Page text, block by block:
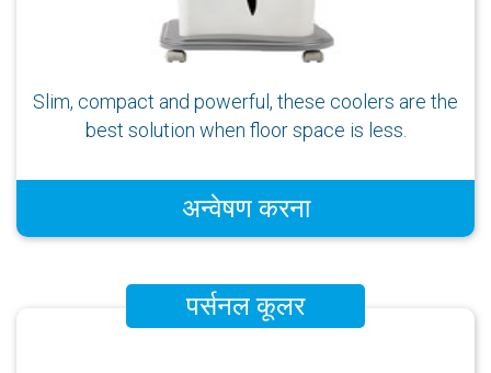
Slim, compact and powerful, these coolers are the
best solution when floor space is less.
अन्वेषण करना
पर्सनल कूलर